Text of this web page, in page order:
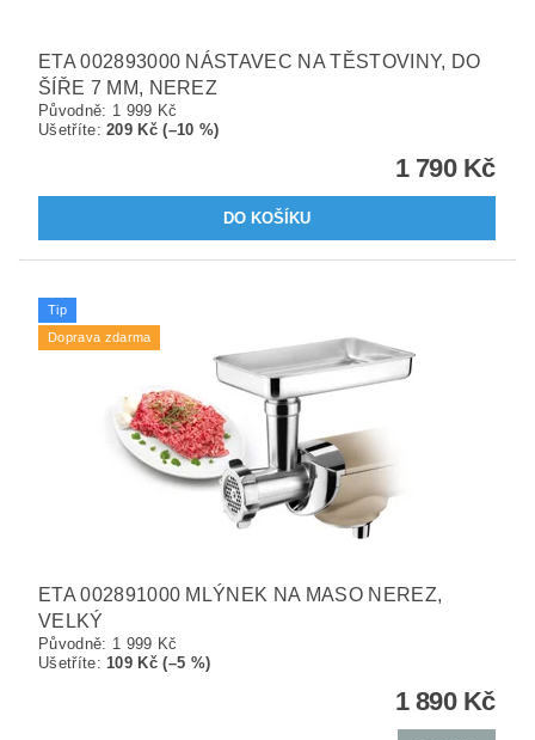
ETA 002893000 NÁSTAVEC NA TĚSTOVINY, DO
ŠÍŘE 7 MM, NEREZ
Původně: 1 999 Kč
Ušetříte:209 Kč (–10 %)
1 790 Kč
Tip
Doprava zdarma
ETA 002891000 MLÝNEK NA MASO NEREZ,
VELKÝ
Původně: 1 999 Kč
Ušetříte:109 Kč (–5 %)
1 890 Kč